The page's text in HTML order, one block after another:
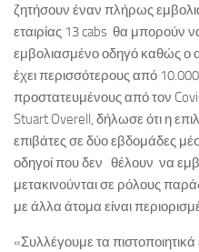
ζητήσουν έναν πλήρως
εταιρίας 13 cabs θα μπορούν
εμβολιασμένο οδηγό καθώς ο
έχει περισσότερους από
προστατευμένους από τον
Stuart Overell, δήλωσε ότι η
επιβάτες σε δύο εβδομάδες
οδηγοί που δεν θέλουν να
μετακινούνται σε ρόλους
με άλλα άτομα είναι
«Συλλέγουμε τα